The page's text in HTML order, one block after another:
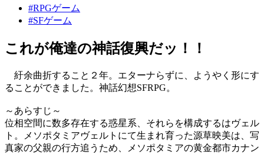
#RPGゲーム
#SFゲーム
これが俺達の神話復興だッ！！
紆余曲折すること２年。エターナらずに、ようやく形にす
ることができました。神話幻想SFRPG。
～あらすじ～
位相空間に数多存在する惑星系、それらを構成するはヴェル
ト。メソポタミアヴェルトにて生まれ育った源草映美は、写
真家の父親の行方追うため、メソポタミアの黄金都市カナン